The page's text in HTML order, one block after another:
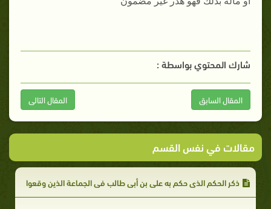
شارك المحتوي بواسطة :
المقال السابق المقال التالى
مقالات في نفس القسم
ذكر الحكم الذى حكم به علي بن أبي طالب في الجماعة الذين وقعوا